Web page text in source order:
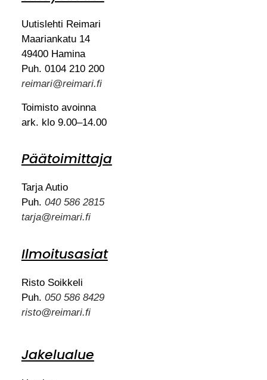
Uutislehti Reimari
Maariankatu 14
49400 Hamina
Puh. 0104 210 200
reimari@reimari.fi
Toimisto avoinna
ark. klo 9.00–14.00
Päätoimittaja
Tarja Autio
Puh. 040 586 2815
tarja@reimari.fi
Ilmoitusasiat
Risto Soikkeli
Puh. 050 586 8429
risto@reimari.fi
Jakelualue